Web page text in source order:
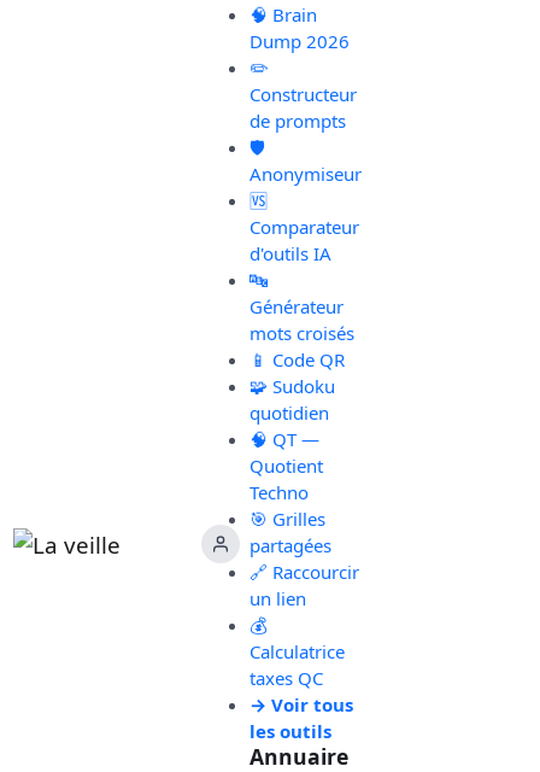
🧠 Brain
Dump 2026
✏️
Constructeur
de prompts
🛡️
Anonymiseur
🆚
Comparateur
d'outils IA
🔤
Générateur
mots croisés
📱 Code QR
🧩 Sudoku
quotidien
🧠 QT —
Quotient
Techno
🎯 Grilles
partagées
🔗 Raccourcir
un lien
💰
Calculatrice
taxes QC
→ Voir tous
les outils
Annuaire